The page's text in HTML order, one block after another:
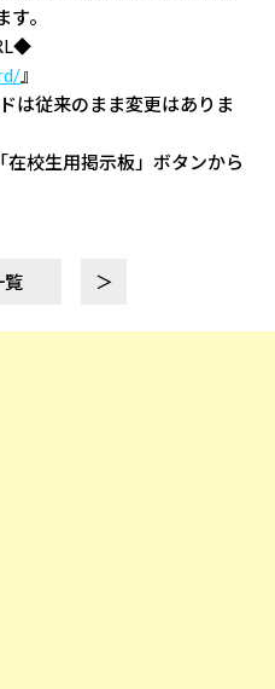
。
』
は従来のまま変更はありま
校生用掲示板」ボタンから
覧 ＞